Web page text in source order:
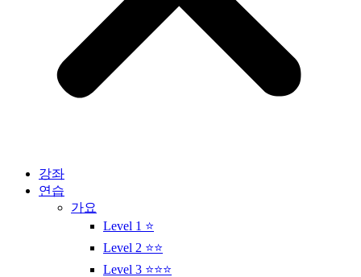
강좌
연습
가요
Level 1 ⭐
Level 2 ⭐⭐
Level 3 ⭐⭐⭐